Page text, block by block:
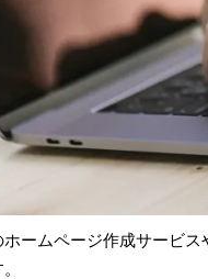
ホームページ作成サービ